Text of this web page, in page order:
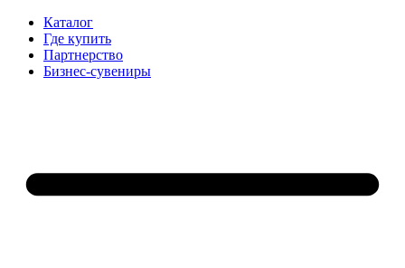
Каталог
Где купить
Партнерство
Бизнес-сувениры